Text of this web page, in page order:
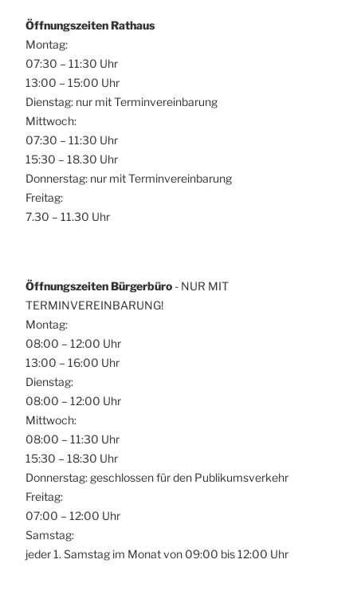
Öffnungszeiten Rathaus
Montag:
07:30 – 11:30 Uhr
13:00 – 15:00 Uhr
Dienstag: nur mit Terminvereinbarung
Mittwoch:
07:30 – 11:30 Uhr
15:30 – 18.30 Uhr
Donnerstag: nur mit Terminvereinbarung
Freitag:
7.30 – 11.30 Uhr
Öffnungszeiten Bürgerbüro - NUR MIT
TERMINVEREINBARUNG!
Montag:
08:00 – 12:00 Uhr
13:00 – 16:00 Uhr
Dienstag:
08:00 – 12:00 Uhr
Mittwoch:
08:00 – 11:30 Uhr
15:30 – 18:30 Uhr
Donnerstag: geschlossen für den Publikumsverkehr
Freitag:
07:00 – 12:00 Uhr
Samstag:
jeder 1. Samstag im Monat von 09:00 bis 12:00 Uhr